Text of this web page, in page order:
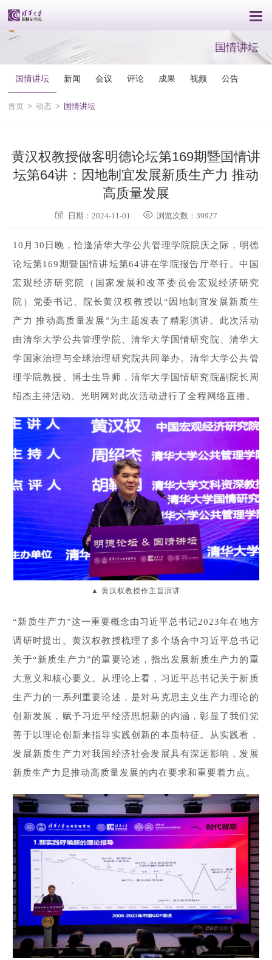
国情讲坛
国情讲坛 新闻 会议 评论 成果 视频 公告
首页 > 动态 > 国情讲坛
黄汉权教授做客明德论坛第169期暨国情讲
坛第64讲：因地制宜发展新质生产力 推动
高质量发展
日期：2024-11-01 浏览次数：39927
10月30日晚，恰逢清华大学公共管理学院院庆之际，明德
论坛第169期暨国情讲坛第64讲在学院报告厅举行。中国
宏观经济研究院（国家发展和改革委员会宏观经济研究
院）党委书记、院长黄汉权教授以“因地制宜发展新质生
产力 推动高质量发展”为主题发表了精彩演讲。此次活动
由清华大学公共管理学院、清华大学国情研究院、清华大
学国家治理与全球治理研究院共同举办。清华大学公共管
理学院教授、博士生导师，清华大学国情研究院副院长周
绍杰主持活动。光明网对此次活动进行了全程网络直播。
▲ 黄汉权教授作主旨演讲
“新质生产力”这一重要概念由习近平总书记2023年在地方
调研时提出。黄汉权教授梳理了多个场合中习近平总书记
关于“新质生产力”的重要论述，指出发展新质生产力的重
大意义和核心要义。从理论上看，习近平总书记关于新质
生产力的一系列重要论述，是对马克思主义生产力理论的
创新发展，赋予习近平经济思想新的内涵，彰显了我们党
善于以理论创新来指导实践创新的本质特征。从实践看，
发展新质生产力对我国经济社会发展具有深远影响，发展
新质生产力是推动高质量发展的内在要求和重要着力点。